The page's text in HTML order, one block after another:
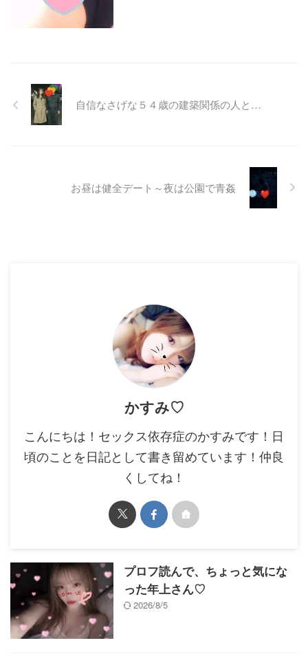
自信なさげな５４歳の建築関係の人と…
お昼は健全デート～夜は公園で青姦
かすみ♡
こんにちは！セックス依存症のかすみです！日
頃のことを日記として書き留めています！仲良
くしてね！
プロフ読んで、ちょっと気にな
った年上さん♡
2026/8/5